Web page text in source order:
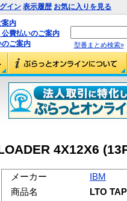
イン 表示履歴 お気に入りを見る
案内
費払いのご案内
ご案内
型番まとめ検索»
4X12X6
メーカー
IBM
商品名
LTO